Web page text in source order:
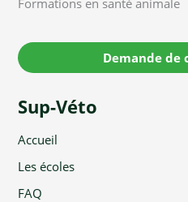
Formations en santé animale
Demande de
Sup-Véto
Accueil
Les écoles
FAQ